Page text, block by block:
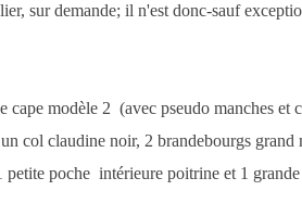
sur demande; il n'est donc-sauf
cape modèle 2 (avec pseudo manches et
col claudine noir, 2 brandebourgs grand
petite poche intérieure poitrine et 1